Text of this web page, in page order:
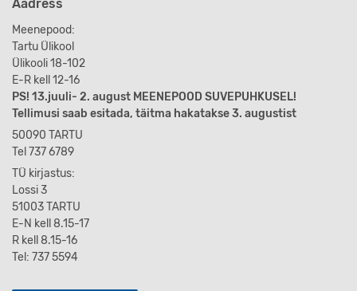
Aadress
Meenepood:
Tartu Ülikool
Ülikooli 18-102
E-R kell 12-16
PS! 13.juuli- 2. august MEENEPOOD SUVEPUHKUSEL!
Tellimusi saab esitada, täitma hakatakse 3. augustist
50090 TARTU
Tel 737 6789
TÜ kirjastus:
Lossi 3
51003 TARTU
E-N kell 8.15-17
R kell 8.15-16
Tel: 737 5594